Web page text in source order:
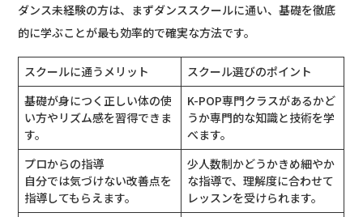
ダンス未経験の方は、まずダンススクールに通い、基礎を徹底
的に学ぶことが最も効率的で確実な方法です。
スクールに通うメリット
スクール選びのポイント
基礎が身につく正しい体の使
い方やリズム感を習得できま
す。
K-POP専門クラスがあるかど
うか専門的な知識と技術を学
べます。
プロからの指導
自分では気づけない改善点を
指導してもらえます。
少人数制かどうかきめ細やか
な指導で、理解度に合わせて
レッスンを受けられます。